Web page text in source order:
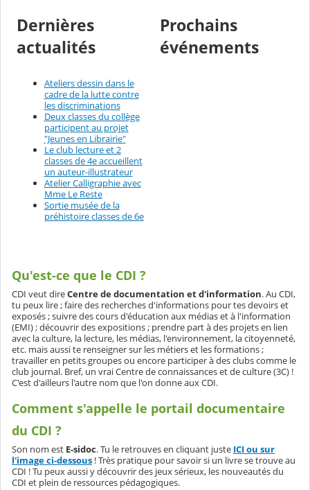
Dernières
actualités
Ateliers dessin dans le
cadre de la lutte contre
les discriminations
Deux classes du collège
participent au projet
"Jeunes en Librairie"
Le club lecture et 2
classes de 4e accueillent
un auteur-illustrateur
Atelier Calligraphie avec
Mme Le Reste
Sortie musée de la
préhistoire classes de 6e
Prochains
événements
Qu'est-ce que le CDI ?
CDI veut direCentre de documentation et d'information. Au CDI,
tu peux lire ; faire des recherches d'informations pour tes devoirs et
exposés ; suivre des cours d'éducation aux médias et à l'information
(EMI) ; découvrir des expositions ; prendre part à des projets en lien
avec la culture, la lecture, les médias, l'environnement, la citoyenneté,
etc. mais aussi te renseigner sur les métiers et les formations ;
travailler en petits groupes ou encore participer à des clubs comme le
club journal. Bref, un vrai Centre de connaissances et de culture (3C) !
C'est d'ailleurs l'autre nom que l'on donne aux CDI.
Comment s'appelle le portail documentaire
du CDI ?
Son nom est E-sidoc. Tu le retrouves en cliquant juste ICI ou sur
l'image ci-dessous ! Très pratique pour savoir si un livre se trouve au
CDI ! Tu peux aussi y découvrir des jeux sérieux, les nouveautés du
CDI et plein de ressources pédagogiques.